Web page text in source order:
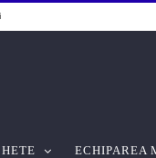
ECHIPAREA